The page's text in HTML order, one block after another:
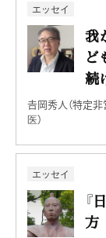
エッセイ
我
ど
続
𠮷岡秀人（特定
医）
エッセイ
『
方